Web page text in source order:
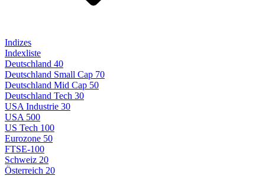
Indizes
Indexliste
Deutschland 40
Deutschland Small Cap 70
Deutschland Mid Cap 50
Deutschland Tech 30
USA Industrie 30
USA 500
US Tech 100
Eurozone 50
FTSE-100
Schweiz 20
Österreich 20